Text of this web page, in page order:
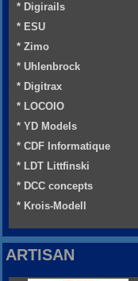
* Digirails
* ESU
* Zimo
* Uhlenbrock
* Digitrax
* LOCOIO
* YD Models
* CDF Informatique
* LDT Littfinski
* DCC concepts
* Krois-Modell
ARTISAN